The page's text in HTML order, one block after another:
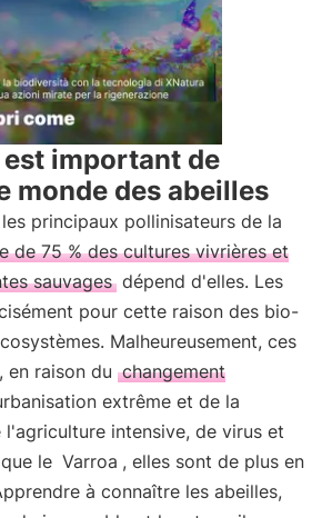
important de
monde des abeilles
principaux pollinisateurs de la
de 75 % des cultures vivrières et
sauvages dépend d'elles. Les
pour cette raison des bio-
Malheureusement, ces
en raison du changement
extrême et de la
intensive, de virus et
le Varroa , elles sont de plus en
à connaître les abeilles,